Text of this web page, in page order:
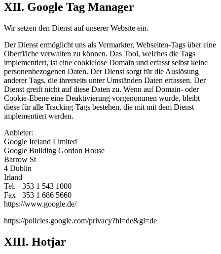
XII. Google Tag Manager
Wir setzen den Dienst auf unserer Website ein.
Der Dienst ermöglicht uns als Vermarkter, Webseiten-Tags über eine
Oberfläche verwalten zu können. Das Tool, welches die Tags
implementiert, ist eine cookielose Domain und erfasst selbst keine
personenbezogenen Daten. Der Dienst sorgt für die Auslösung
anderer Tags, die ihrerseits unter Umständen Daten erfassen. Der
Dienst greift nicht auf diese Daten zu. Wenn auf Domain- oder
Cookie-Ebene eine Deaktivierung vorgenommen wurde, bleibt
diese für alle Tracking-Tags bestehen, die mit mit dem Dienst
implementiert werden.
Anbieter:
Google Ireland Limited
Google Building Gordon House
Barrow St
4 Dublin
Irland
Tel. +353 1 543 1000
Fax +353 1 686 5660
https://www.google.de/
https://policies.google.com/privacy?hl=de&gl=de
XIII. Hotjar